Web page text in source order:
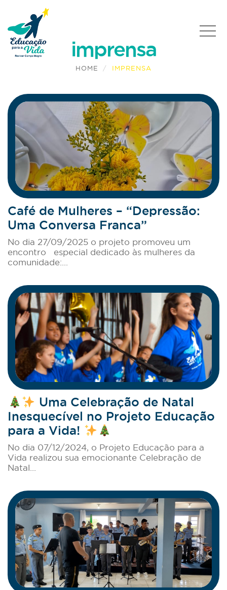
imprensa
HOME IMPRENSA
Café de Mulheres – “Depressão:
Uma Conversa Franca”
No dia 27/09/2025 o projeto promoveu um
encontro especial dedicado às mulheres da
comunidade:...
Uma Celebração de Natal
Inesquecível no Projeto Educação
para a Vida!
No dia 07/12/2024, o Projeto Educação para a
Vida realizou sua emocionante Celebração de
Natal...